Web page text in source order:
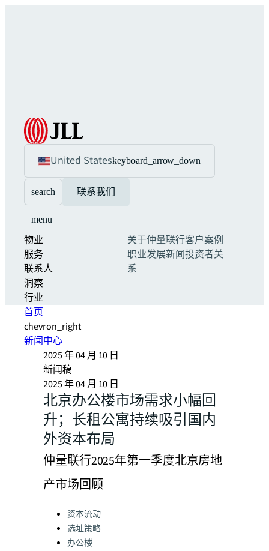
United Stateskeyboard_arrow_down
search 联系我们
menu
物业
服务
联系人
洞察
行业
关于仲量联行客户案例
职业发展新闻投资者关
系
首页
chevron_right
新闻中心
2025 年 04 月 10 日
新闻稿
2025 年 04 月 10 日
北京办公楼市场需求小幅回
升；长租公寓持续吸引国内
外资本布局
仲量联行2025年第一季度北京房地
产市场回顾
Categories:
资本流动
选址策略
办公楼